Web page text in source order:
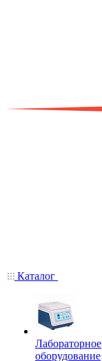
Каталог
Лабораторное
оборудование